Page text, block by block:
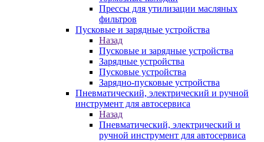
Прессы для утилизации масляных
фильтров
Пусковые и зарядные устройства
Назад
Пусковые и зарядные устройства
Зарядные устройства
Пусковые устройства
Зарядно-пусковые устройства
Пневматический, электрический и ручной
инструмент для автосервиса
Назад
Пневматический, электрический и
ручной инструмент для автосервиса